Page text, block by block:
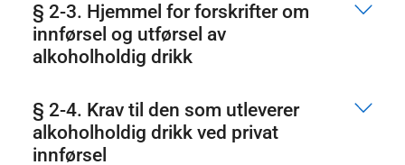
§ 2-3. Hjemmel for forskrifter om
innførsel og utførsel av
alkoholholdig drikk
§ 2-4. Krav til den som utleverer
alkoholholdig drikk ved privat
innførsel